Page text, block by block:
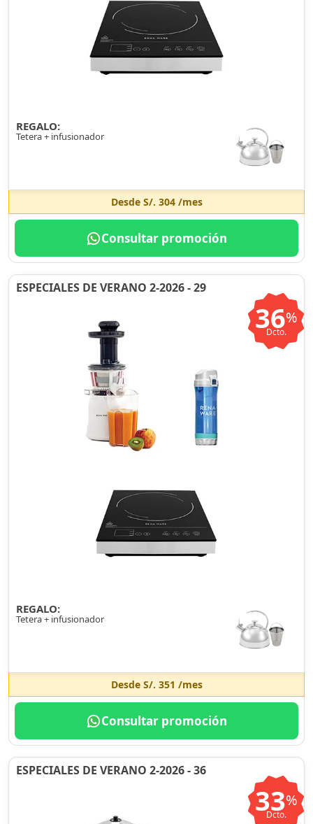
REGALO:
Tetera + infusionador
Desde S/. 304/mes
Consultar promoción
ESPECIALES DE VERANO 2-2026 - 29
36%
Dcto.
REGALO:
Tetera + infusionador
Desde S/. 351 /mes
Consultar promoción
ESPECIALES DE VERANO 2-2026 - 36
33%
Dcto.